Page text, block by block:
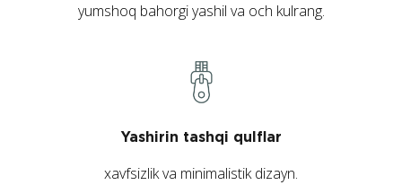
yumshoq bahorgi yashil va och kulrang.
Yashirin tashqi qulflar
xavfsizlik va minimalistik dizayn.